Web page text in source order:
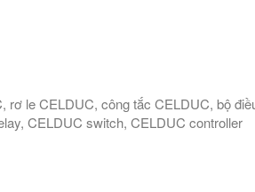
rơ le CELDUC, công tắc CELDUC, bộ
CELDUC switch, CELDUC controller